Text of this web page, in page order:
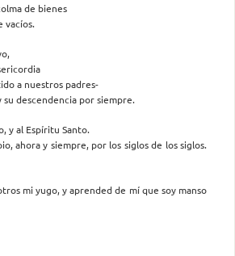
de bienes
vacíos.
a nuestros padres-
descendencia por siempre.
y al Espíritu Santo.
ahora y siempre, por los siglos de los siglos.
mi yugo, y aprended de mí que soy manso